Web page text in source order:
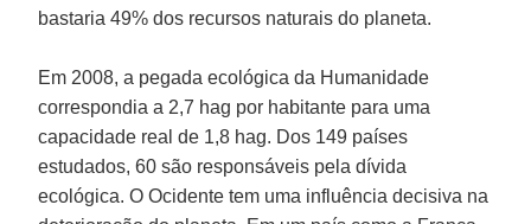
bastaria 49% dos recursos naturais do planeta.
Em 2008, a pegada ecológica da Humanidade
correspondia a 2,7 hag por habitante para uma
capacidade real de 1,8 hag. Dos 149 países
estudados, 60 são responsáveis pela dívida
ecológica. O Ocidente tem uma influência decisiva na